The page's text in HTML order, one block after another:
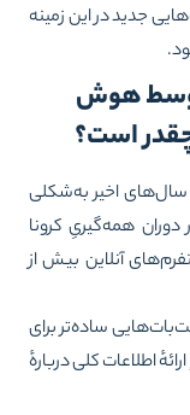
در این زمینه
هوش
است؟
اخیر به‌شکلی
همه‌گیریِ کرونا
آنلاینبیش از
ساده‌تر برای
کلی دربارهٔ